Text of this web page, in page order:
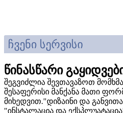
ჩვენი სერვისი
წინასწარი
შეგვიძლია შევთავაზოთ
შესაფერისი მანქანა მათი
მიხედვით."დიზაინი და
"ინსტალაცია და